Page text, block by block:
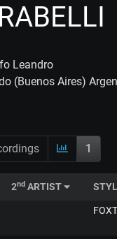
Leandro
(Buenos Aires)
1
2nd ARTIST